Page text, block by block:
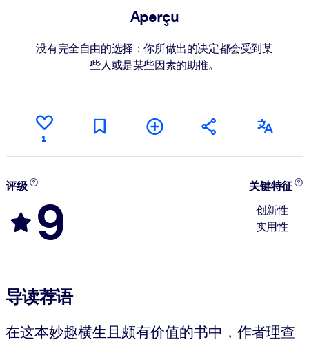
Pour les systèmes d’IA
structurées pour améliorer les résultats.
Aperçu
没有完全自由的选择：你所做出的决定都会受到某
些人或是某些因素的助推。
1
评级
9
关键特征
创新性
实用性
导读荐语
在这本妙趣横生且颇有价值的书中，作者理查